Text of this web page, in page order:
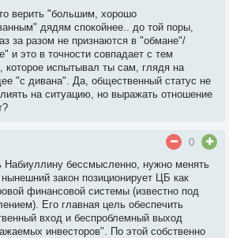
верить "большим, хорошо
дядям спокойнее.. до той поры,
за разом не признаются в "обмане"/
и это в точности совпадает с тем
испытывал ты сам, глядя на
"с дивана". Да, общественный статус не
на ситуацию, но выражать отношение
0
Набиуллину бессмысленно, нужно менять
закон позиционирует ЦБ как
финансовой системы (известно под
Его главная цель обеспечить
вход и беспроблемный выход
инвесторов". По этой собственно